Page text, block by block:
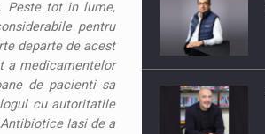
Peste tot in lume,
pentru
departe de acest
a medicamentelor
de pacienti sa
cu autoritatile
Iasi de a